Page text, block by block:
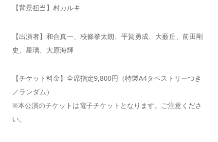
【背景担当】村カルキ
【出演者】和合真一、校條拳太朗、平賀勇成、大薮丘、前田剛
史、星璃、大原海輝
【チケット料金】全席指定9,800円（特製A4タペストリーつき
／ランダム）
※本公演のチケットは電子チケットとなります。ご注意くださ
い。